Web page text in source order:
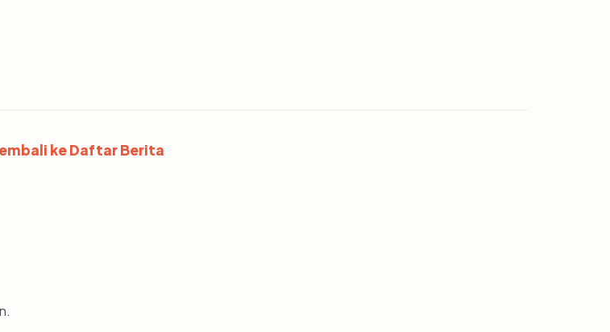
ke Daftar Berita